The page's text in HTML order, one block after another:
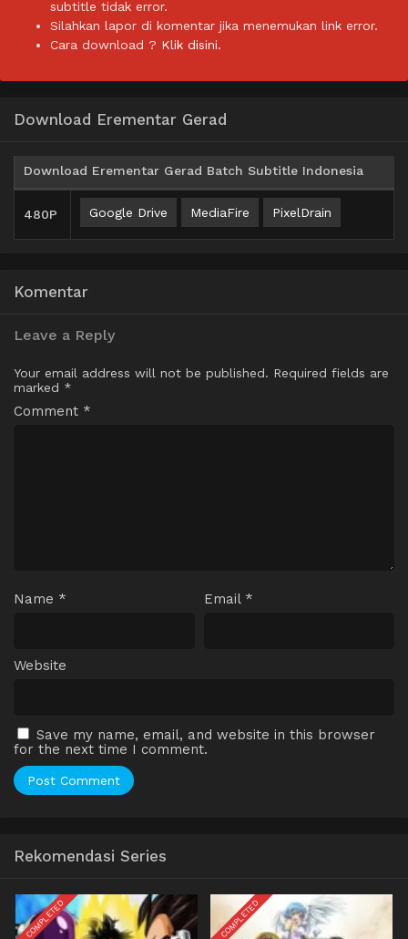
subtitle tidak error.
Silahkan lapor di komentar jika menemukan link error.
Cara download ? Klik disini.
Download Erementar Gerad
Download Erementar Gerad Batch Subtitle Indonesia
480P Google Drive MediaFire PixelDrain
Komentar
Leave a Reply
Your email address will not be published. Required fields are
marked *
Comment *
Name * Email *
Website
Save my name, email, and website in this browser
for the next time I comment.
Rekomendasi Series
COMPLETED COMPLETED